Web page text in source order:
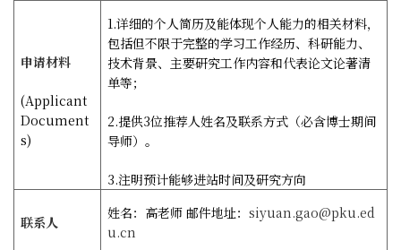
申请材料
(Applicant
Document
s)
1.详细的个人简历及能体现个人能力的相关材料，
包括但不限于完整的学习工作经历、科研能力、
技术背景、主要研究工作内容和代表论文论著清
单等；
2.提供3位推荐人姓名及联系方式（必含博士期间
导师）。
3.注明预计能够进站时间及研究方向
联系人
姓名：高老师 邮件地址：siyuan.gao@pku.ed
u.cn